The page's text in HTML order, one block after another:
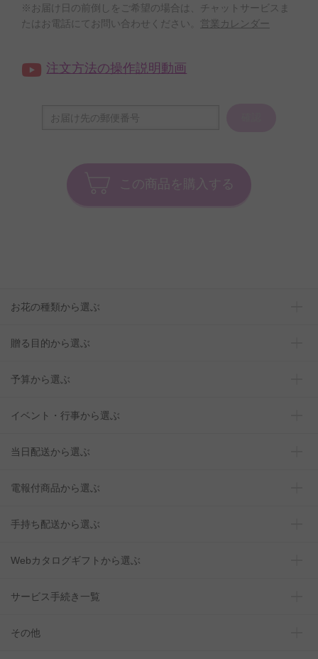
※お届け日の前倒しをご希望の場合は、チャットサービスま
たはお電話にてお問い合わせください。
営業カレンダー
注文方法の操作説明動画
この商品を購入する
お花の種類から選ぶ
贈る目的から選ぶ
予算から選ぶ
イベント・行事から選ぶ
当日配送から選ぶ
電報付商品から選ぶ
手持ち配送から選ぶ
Webカタログギフトから選ぶ
サービス手続き一覧
その他